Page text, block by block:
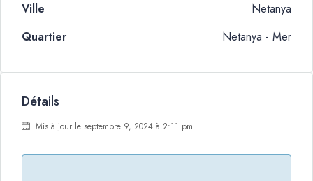
Ville
Netanya
Quartier
Netanya - Mer
Détails
Mis à jour le septembre 9, 2024 à 2:11 pm